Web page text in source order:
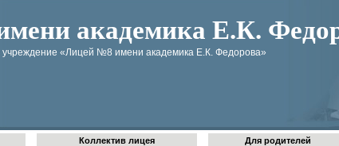
академика Е.К.
«Лицей №8 имени академика Е.К. Федорова»
Коллектив лицея Для родителей